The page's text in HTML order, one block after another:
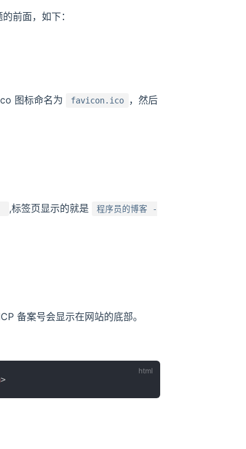
前面，如下：
图标命名为 favicon.ico
，然后
,标签页显示的就是
程序员的博客 -
备案号会显示在网站的底部。
>